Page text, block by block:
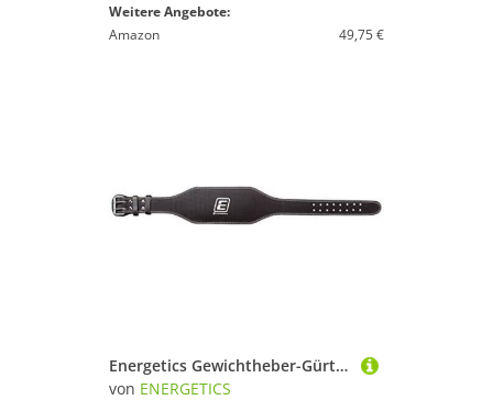
Weitere Angebote:
Amazon
49,75 €
Energetics Gewichtheber-Gürtel Leder, Schwarz, XL
von ENERGETICS